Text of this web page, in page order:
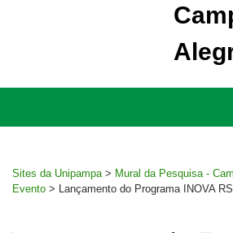
Sites da Unipampa > Mural da Pesquisa -
Evento > Lançamento do Programa INOVA RS